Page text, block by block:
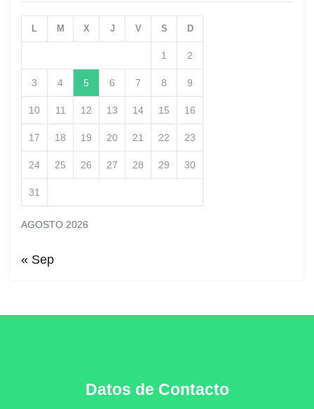
AGOSTO 2026
L M X J V S D
1 2
3 4 5 6 7 8 9
10 11 12 13 14 15 16
17 18 19 20 21 22 23
24 25 26 27 28 29 30
31
« Sep
Datos de Contacto